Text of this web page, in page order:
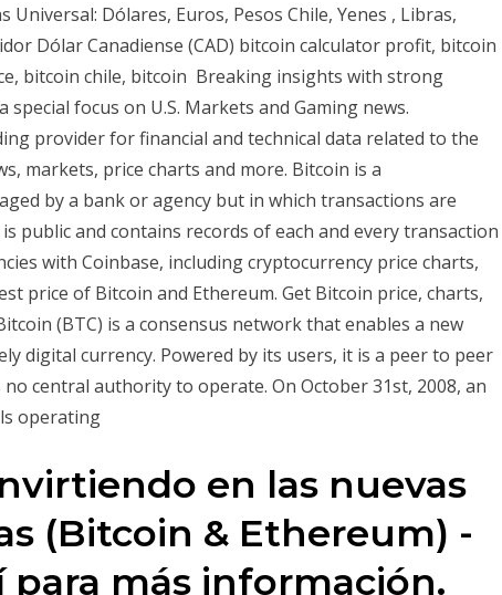
Universal: Dólares, Euros, Pesos Chile, Yenes , Libras,
Dólar Canadiense (CAD) bitcoin calculator profit, bitcoin
bitcoin chile, bitcoin Breaking insights with strong
focus on U.S. Markets and Gaming news.
provider for financial and technical data related to the
markets, price charts and more. Bitcoin is a
by a bank or agency but in which transactions are
public and contains records of each and every transaction
with Coinbase, including cryptocurrency price charts,
price of Bitcoin and Ethereum. Get Bitcoin price, charts,
(BTC) is a consensus network that enables a new
digital currency. Powered by its users, it is a peer to peer
central authority to operate. On October 31st, 2008, an
operating
en las nuevas
(Bitcoin & Ethereum) -
para más información.